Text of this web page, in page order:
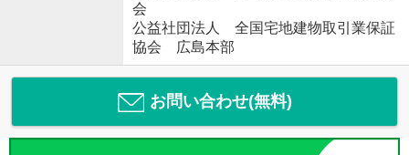
会
公益社団法人 全国宅地建物取引業保証
協会 広島本部
お問い合わせ(無料)